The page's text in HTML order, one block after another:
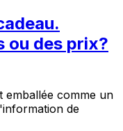
ou des prix?
emballée comme un
de